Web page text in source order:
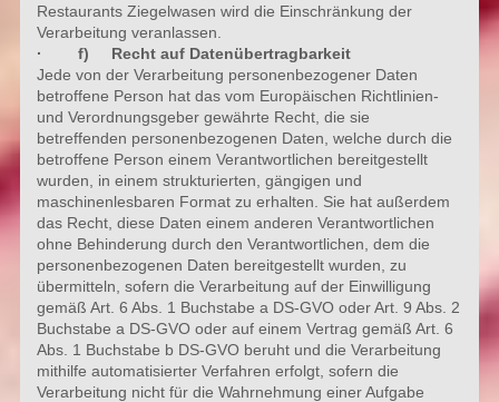
Restaurants Ziegelwasen wird die Einschränkung der
Verarbeitung veranlassen.
· f) Recht auf Datenübertragbarkeit
Jede von der Verarbeitung personenbezogener Daten
betroffene Person hat das vom Europäischen Richtlinien-
und Verordnungsgeber gewährte Recht, die sie
betreffenden personenbezogenen Daten, welche durch die
betroffene Person einem Verantwortlichen bereitgestellt
wurden, in einem strukturierten, gängigen und
maschinenlesbaren Format zu erhalten. Sie hat außerdem
das Recht, diese Daten einem anderen Verantwortlichen
ohne Behinderung durch den Verantwortlichen, dem die
personenbezogenen Daten bereitgestellt wurden, zu
übermitteln, sofern die Verarbeitung auf der Einwilligung
gemäß Art. 6 Abs. 1 Buchstabe a DS-GVO oder Art. 9 Abs. 2
Buchstabe a DS-GVO oder auf einem Vertrag gemäß Art. 6
Abs. 1 Buchstabe b DS-GVO beruht und die Verarbeitung
mithilfe automatisierter Verfahren erfolgt, sofern die
Verarbeitung nicht für die Wahrnehmung einer Aufgabe